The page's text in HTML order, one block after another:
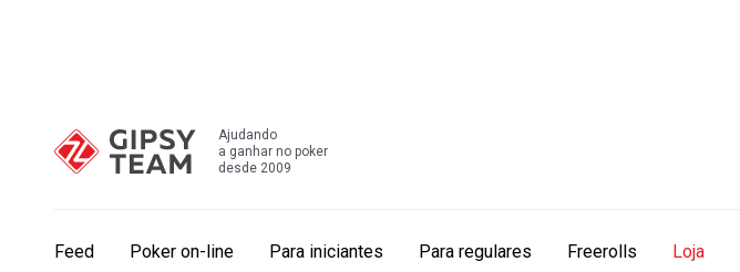
Ajudando
a ganhar no poker
desde 2009
Feed Poker on-line Para iniciantes Para regulares Freerolls Loja